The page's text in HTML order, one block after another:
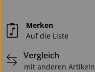
Merken
Auf die Liste
Vergleich
mit anderen Artikeln